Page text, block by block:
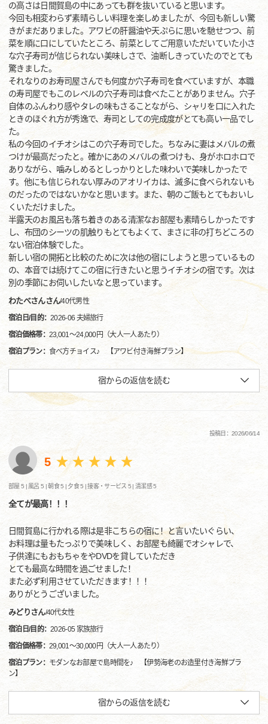
の高さは日間賀島の中にあっても群を抜いていると思います。
今回も相変わらず素晴らしい料理を楽しめましたが、今回も新しい驚
きがまだありました。アワビの肝醤油や天ぷらに思いを馳せつつ、前
菜を順に口にしていたところ、前菜としてご用意いただいていた小さ
な穴子寿司が信じられない美味しさで、油断しきっていたのでとても
驚きました。
それなりのお寿司屋さんでも何度か穴子寿司を食べていますが、本職
の寿司屋でもこのレベルの穴子寿司は食べたことがありません。穴子
自体のふんわり感やタレの味もさることながら、シャリを口に入れた
ときのほぐれ方が秀逸で、寿司としての完成度がとても高い一品でし
た。
私の今回のイチオシはこの穴子寿司でした。ちなみに妻はメバルの煮
つけが最高だったと。確かにあのメバルの煮つけも、身がホロホロで
ありながら、噛みしめるとしっかりとした味わいで美味しかったで
す。他にも信じられない厚みのアオリイカは、滅多に食べられないも
のだったのではないかなと思います。また、朝のご飯もとてもおいし
くいただけました。
半露天のお風呂も落ち着きのある清潔なお部屋も素晴らしかったです
し、布団のシーツの肌触りもとてもよくて、まさに非の打ちどころの
ない宿泊体験でした。
新しい宿の開拓と比較のために次は他の宿にしようと思っているもの
の、本音では続けてこの宿に行きたいと思うイチオシの宿です。次は
別の季節にお伺いしたいなと思っています。
わたべさんさん/40代男性
宿泊日/目的：2026-06 夫婦旅行
宿泊価格帯： 23,001～24,000円（大人一人あたり）
宿泊プラン： 食べ方チョイス♪ 【アワビ付き海鮮プラン】
宿からの返信を読む
投稿日：2026/06/14
5
部屋 5 | 風呂 5 |朝食 5 | 夕食 5 |接客・サービス 5 |清潔感 5
全てが最高！！！
日間賀島に行かれる際は是非こちらの宿に！と言いたいぐらい、
お料理は量もたっぷりで美味しく、お部屋も綺麗でオシャレで、
子供達にもおもちゃをやDVDを貸していただき
とても最高な時間を過ごせました！
また必ず利用させていただきます！！！
ありがとうございました。
みどりさん/40代女性
宿泊日/目的：2026-05 家族旅行
宿泊価格帯： 29,001～30,000円（大人一人あたり）
宿泊プラン： モダンなお部屋で島時間を♪ 【伊勢海老のお造里付き海鮮プラ
ン】
宿からの返信を読む